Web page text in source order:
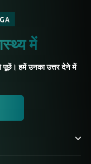
में
पूछें। हमें उनका उत्तर देने में